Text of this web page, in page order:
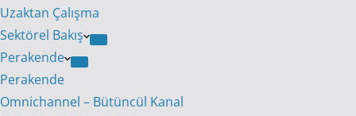
Uzaktan Çalışma
Sektörel Bakış
Perakende
Perakende
Omnichannel – Bütüncül Kanal